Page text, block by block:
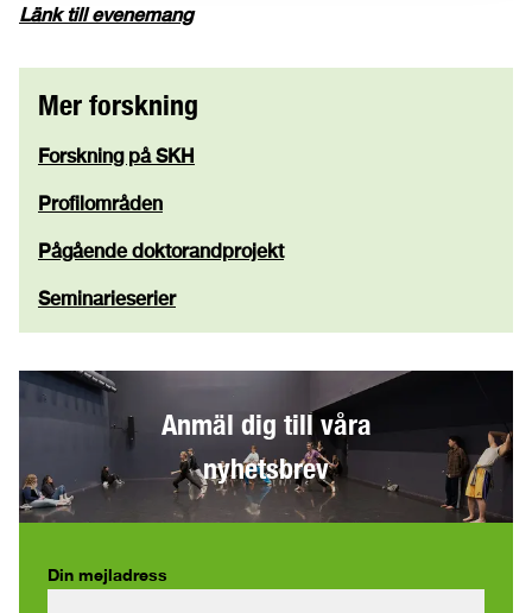
Länk till evenemang
Mer forskning
Forskning på SKH
Profilområden
Pågående doktorandprojekt
Seminarieserier
Anmäl dig till våra
nyhetsbrev
Din mejladress